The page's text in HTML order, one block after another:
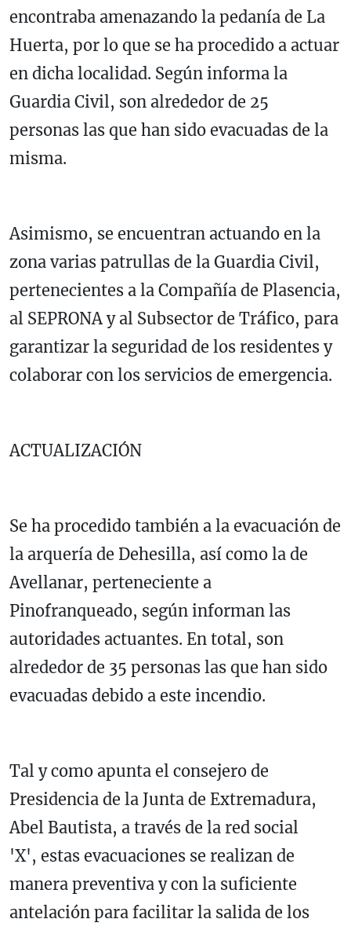
encontraba amenazando la pedanía de La
Huerta, por lo que se ha procedido a actuar
en dicha localidad. Según informa la
Guardia Civil, son alrededor de 25
personas las que han sido evacuadas de la
misma.
Asimismo, se encuentran actuando en la
zona varias patrullas de la Guardia Civil,
pertenecientes a la Compañía de Plasencia,
al SEPRONA y al Subsector de Tráfico, para
garantizar la seguridad de los residentes y
colaborar con los servicios de emergencia.
ACTUALIZACIÓN
Se ha procedido también a la evacuación de
la arquería de Dehesilla, así como la de
Avellanar, perteneciente a
Pinofranqueado, según informan las
autoridades actuantes. En total, son
alrededor de 35 personas las que han sido
evacuadas debido a este incendio.
Tal y como apunta el consejero de
Presidencia de la Junta de Extremadura,
Abel Bautista, a través de la red social
'X', estas evacuaciones se realizan de
manera preventiva y con la suficiente
antelación para facilitar la salida de los